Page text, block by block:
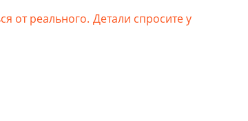
от реального. Детали спросите у